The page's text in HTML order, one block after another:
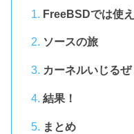
FreeBSDでは使
ソースの旅
カーネルいじるぜ
結果！
まとめ